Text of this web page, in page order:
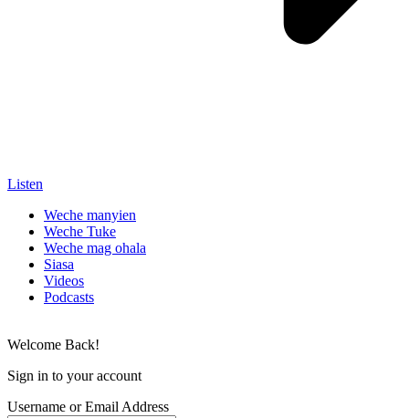
Listen
Weche manyien
Weche Tuke
Weche mag ohala
Siasa
Videos
Podcasts
Welcome Back!
Sign in to your account
Username or Email Address